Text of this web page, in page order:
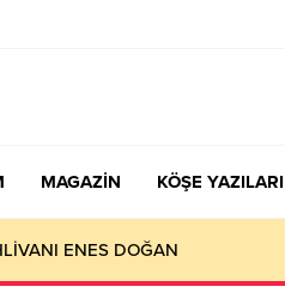
MAGAZİN KÖŞE YAZILARI
ENES DOĞAN